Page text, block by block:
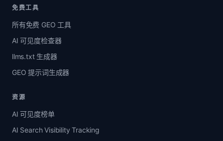
免费工具
所有免费 GEO 工具
AI 可见度检查器
llms.txt 生成器
GEO 提示词生成器
资源
AI 可见度榜单
AI Search Visibility Tracking